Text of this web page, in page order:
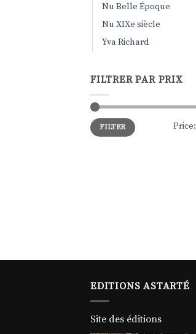
Nu Belle Époque
Nu XIXe siècle
Yva Richard
FILTRER PAR PRIX
Min
price
Max
priceFILTER Price:
EDITIONS ASTARTÉ
Site des éditions